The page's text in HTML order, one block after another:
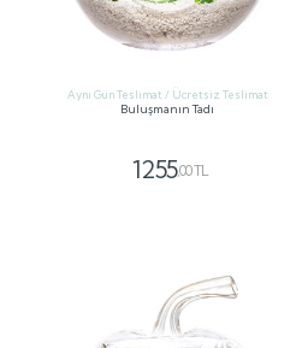
Aynı Gün Teslimat / Ücretsiz Teslimat
Buluşmanın Tadı
1255,00 TL